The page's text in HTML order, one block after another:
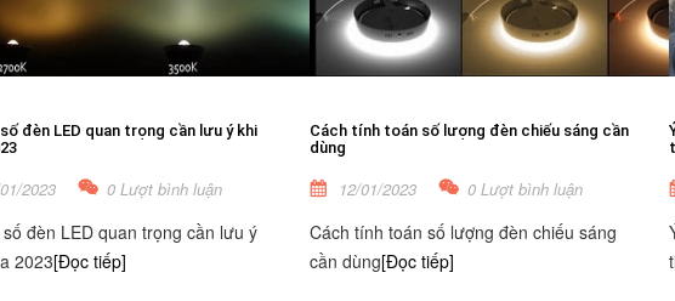
đèn LED quan trọng cần lưu ý khi
2023 0 Lượt bình luận
đèn LED quan trọng cần lưu ý
2023[Đọc tiếp]
Cách tính toán số lượng đèn chiếu sáng cần
dùng
12/01/2023 0 Lượt bình luận
Cách tính toán số lượng đèn chiếu sáng
cần dùng[Đọc tiếp]